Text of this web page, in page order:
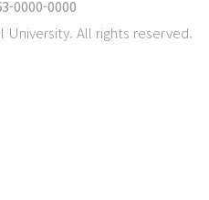
0000-0000
All rights reserved.